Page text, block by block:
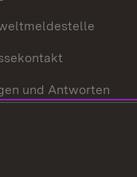
und Antworten